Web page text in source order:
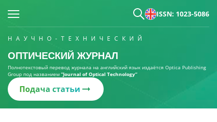
ISSN: 1023-5086
НАУЧНО-ТЕХНИЧЕСКИЙ
ОПТИЧЕСКИЙ ЖУРНАЛ
Полнотекстовый перевод журнала на английский язык издаётся Optica Publishing
Group под названием “Journal of Optical Technology“
Подача статьи